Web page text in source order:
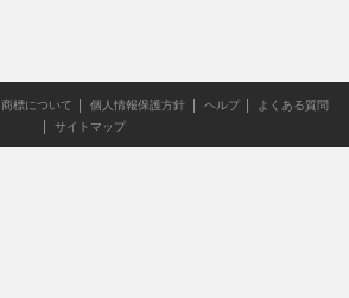
商標について 個人情報保護方針 ヘルプ
よくある質問
サイトマップ